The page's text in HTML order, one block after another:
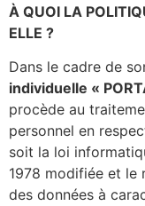
À QUOI LA
ELLE ?
Dans le cadre de
individuelle «
procède au
personnel en
soit la loi
1978 modifiée et le
des données à